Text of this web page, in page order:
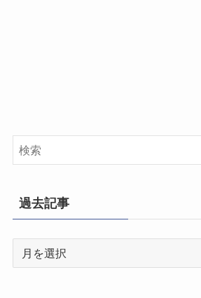
過去記事